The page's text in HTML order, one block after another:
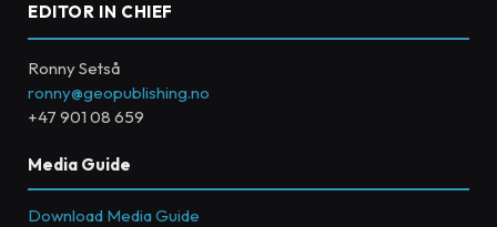
EDITOR IN CHIEF
Ronny Setså
ronny@geopublishing.no
+47 901 08 659
Media Guide
Download Media Guide